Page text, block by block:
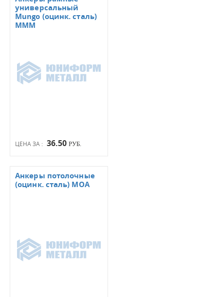
ЦЕНА ЗА : 36.50 РУБ.
универсальный
Mungo (оцинк. сталь)
МММ
Анкеры потолочные
(оцинк. сталь) МОА